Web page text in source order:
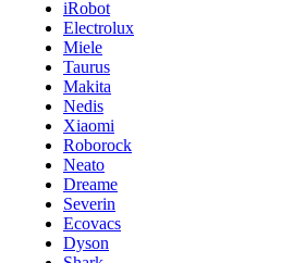
iRobot
Electrolux
Miele
Taurus
Makita
Nedis
Xiaomi
Roborock
Neato
Dreame
Severin
Ecovacs
Dyson